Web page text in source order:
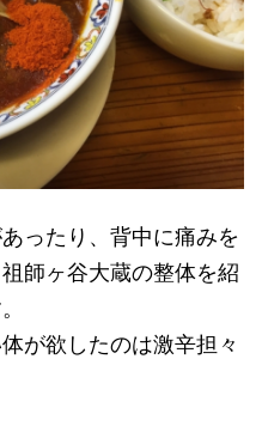
ったり、背中に痛みを
師ヶ谷大蔵の整体を紹
が欲したのは激辛担々